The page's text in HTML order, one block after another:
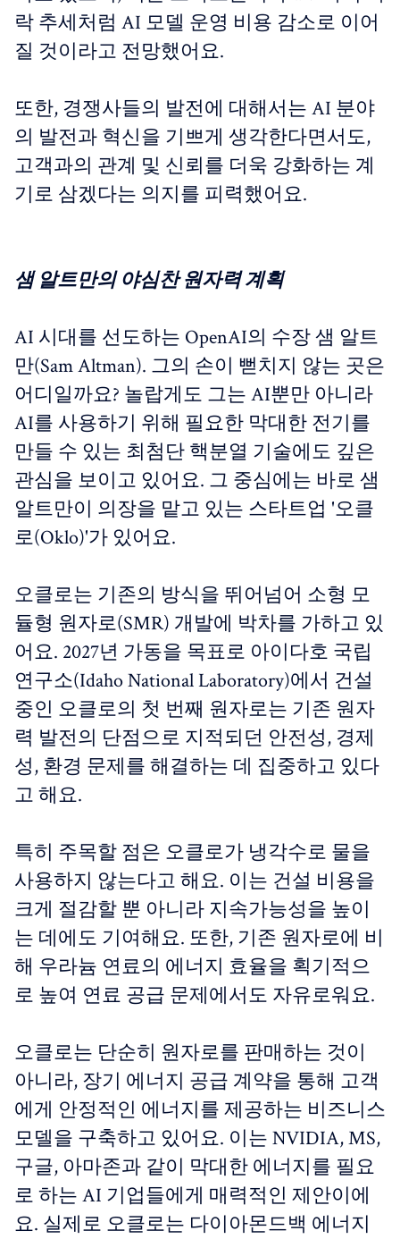
락 추세처럼 AI 모델 운영 비용 감소로 이어
질 것이라고 전망했어요.
또한, 경쟁사들의 발전에 대해서는 AI 분야
의 발전과 혁신을 기쁘게 생각한다면서도,
고객과의 관계 및 신뢰를 더욱 강화하는 계
기로 삼겠다는 의지를 피력했어요.
샘 알트만의 야심찬 원자력 계획
AI 시대를 선도하는 OpenAI의 수장 샘 알트
만(Sam Altman). 그의 손이 뻗치지 않는 곳은
어디일까요? 놀랍게도 그는 AI뿐만 아니라
AI를 사용하기 위해 필요한 막대한 전기를
만들 수 있는 최첨단 핵분열 기술에도 깊은
관심을 보이고 있어요. 그 중심에는 바로 샘
알트만이 의장을 맡고 있는 스타트업 '오클
로(Oklo)'가 있어요.
오클로는 기존의 방식을 뛰어넘어 소형 모
듈형 원자로(SMR) 개발에 박차를 가하고 있
어요. 2027년 가동을 목표로 아이다호 국립
연구소(Idaho National Laboratory)에서 건설
중인 오클로의 첫 번째 원자로는 기존 원자
력 발전의 단점으로 지적되던 안전성, 경제
성, 환경 문제를 해결하는 데 집중하고 있다
고 해요.
특히 주목할 점은 오클로가 냉각수로 물을
사용하지 않는다고 해요. 이는 건설 비용을
크게 절감할 뿐 아니라 지속가능성을 높이
는 데에도 기여해요. 또한, 기존 원자로에 비
해 우라늄 연료의 에너지 효율을 획기적으
로 높여 연료 공급 문제에서도 자유로워요.
오클로는 단순히 원자로를 판매하는 것이
아니라, 장기 에너지 공급 계약을 통해 고객
에게 안정적인 에너지를 제공하는 비즈니스
모델을 구축하고 있어요. 이는 NVIDIA, MS,
구글, 아마존과 같이 막대한 에너지를 필요
로 하는 AI 기업들에게 매력적인 제안이에
요. 실제로 오클로는 다이아몬드백 에너지